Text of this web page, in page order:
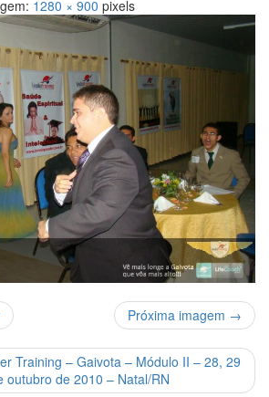
1280 × 900 pixels
Próxima imagem →
Training – Gaivota – Módulo II – 28, 29
outubro de 2010 – Natal/RN